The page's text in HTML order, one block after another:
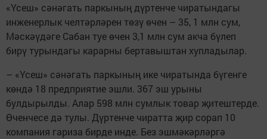
«Үсеш» сәнәгать паркының дүртенче чиратындагы
инженерлык челтәрләрен төзү өчен – 35, 1 млн сум,
Мәскәүдәге Сабан туе өчен 3,1 млн сум акча бүлеп
бирү турындагы карарны бертавыштан хупладылар.
– «Үсеш» сәнәгать паркының ике чиратында бүгенге
көндә 18 предприятие эшли. 367 эш урыны
булдырылды. Алар 598 млн сумлык товар җитештерде.
Өченчесе дә тулы. Дүртенче чиратта җир сорап 10
компания гариза бирде инде. Без эшмәкәрләргә